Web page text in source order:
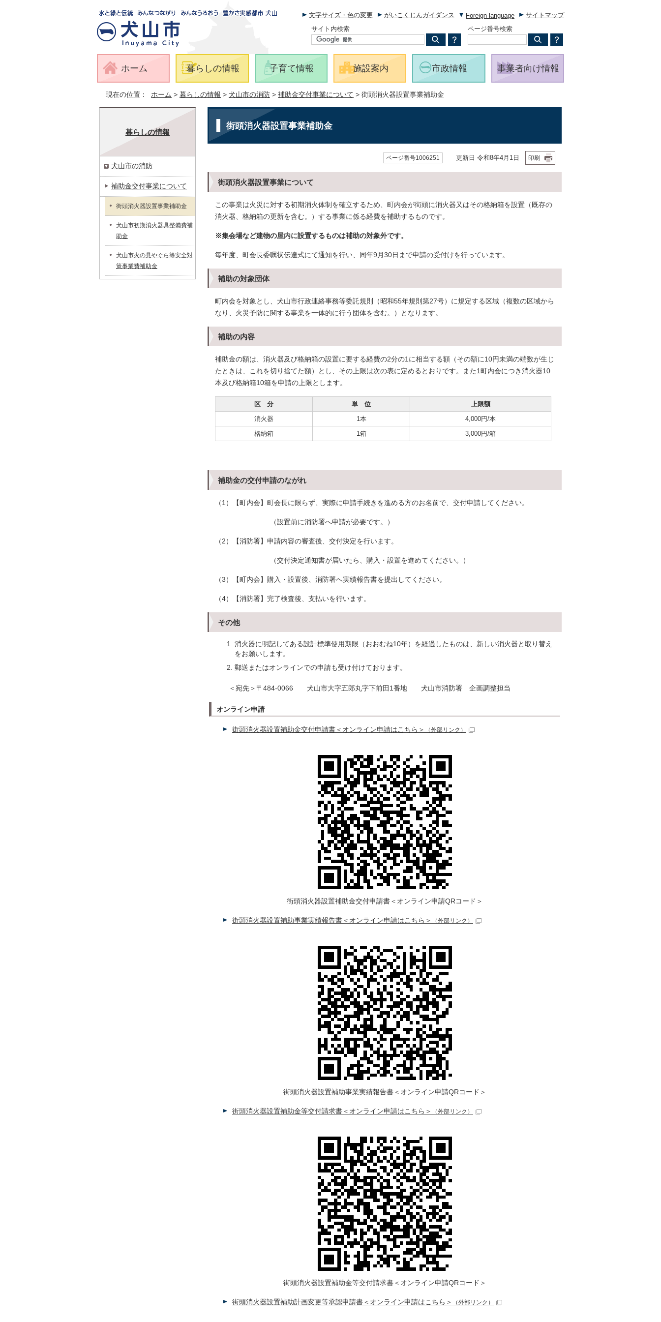
文字サイズ・色の変更 がいこくじんガイダンス Foreign language
サイトマップ
サイト内検索
ページ番号検索
ホーム 暮らしの情報 子育て情報 施設案内 市政情報 事業者向け情報
現在の位置： ホーム > 暮らしの情報 > 犬山市の消防 > 補助金交付事業について > 街頭消火器設置事業補助金
街頭消火器設置事業補助金
ページ番号1006251 更新日 令和8年4月1日 印刷
街頭消火器設置事業について
この事業は火災に対する初期消火体制を確立するため、町内会が街頭に消火器又はその格納箱を設置（既存の
消火器、格納箱の更新を含む。）する事業に係る経費を補助するものです。
※集会場など建物の屋内に設置するものは補助の対象外です。
毎年度、町会長委嘱状伝達式にて通知を行い、同年9月30日まで申請の受付けを行っています。
補助の対象団体
町内会を対象とし、犬山市行政連絡事務等委託規則（昭和55年規則第27号）に規定する区域（複数の区域から
なり、火災予防に関する事業を一体的に行う団体を含む。）となります。
補助の内容
補助金の額は、消火器及び格納箱の設置に要する経費の2分の1に相当する額（その額に10円未満の端数が生じ
たときは、これを切り捨てた額）とし、その上限は次の表に定めるとおりです。また1町内会につき消火器10
本及び格納箱10箱を申請の上限とします。
区 分 単 位
上限額
消火器
1本
4,000円/本
格納箱
1箱 3,000円/箱
補助金の交付申請のながれ
（1）【町内会】町会長に限らず、実際に申請手続きを進める方のお名前で、交付申請してください。
（設置前に消防署へ申請が必要です。）
（2）【消防署】申請内容の審査後、交付決定を行います。
（交付決定通知書が届いたら、購入・設置を進めてください。）
（3）【町内会】購入・設置後、消防署へ実績報告書を提出してください。
（4）【消防署】完了検査後、支払いを行います。
その他
消火器に明記してある設計標準使用期限（おおむね10年）を経過したものは、新しい消火器と取り替え
をお願いします。
郵送またはオンラインでの申請も受け付けております。
＜宛先＞〒484-0066 犬山市大字五郎丸字下前田1番地 犬山市消防署 企画調整担当
オンライン申請
街頭消火器設置補助金交付申請書＜オンライン申請はこちら＞ （外部リンク）
街頭消火器設置補助金交付申請書＜オンライン申請QRコード＞
街頭消火器設置補助事業実績報告書＜オンライン申請はこちら＞ （外部リンク）
街頭消火器設置補助事業実績報告書＜オンライン申請QRコード＞
街頭消火器設置補助金等交付請求書＜オンライン申請はこちら＞ （外部リンク）
街頭消火器設置補助金等交付請求書＜オンライン申請QRコード＞
街頭消火器設置補助計画変更等承認申請書＜オンライン申請はこちら＞ （外部リンク）
暮らしの情報
犬山市の消防
補助金交付事業について
街頭消火器設置事業補助金
犬山市初期消火器具整備費補
助金
犬山市火の見やぐら等安全対
策事業費補助金